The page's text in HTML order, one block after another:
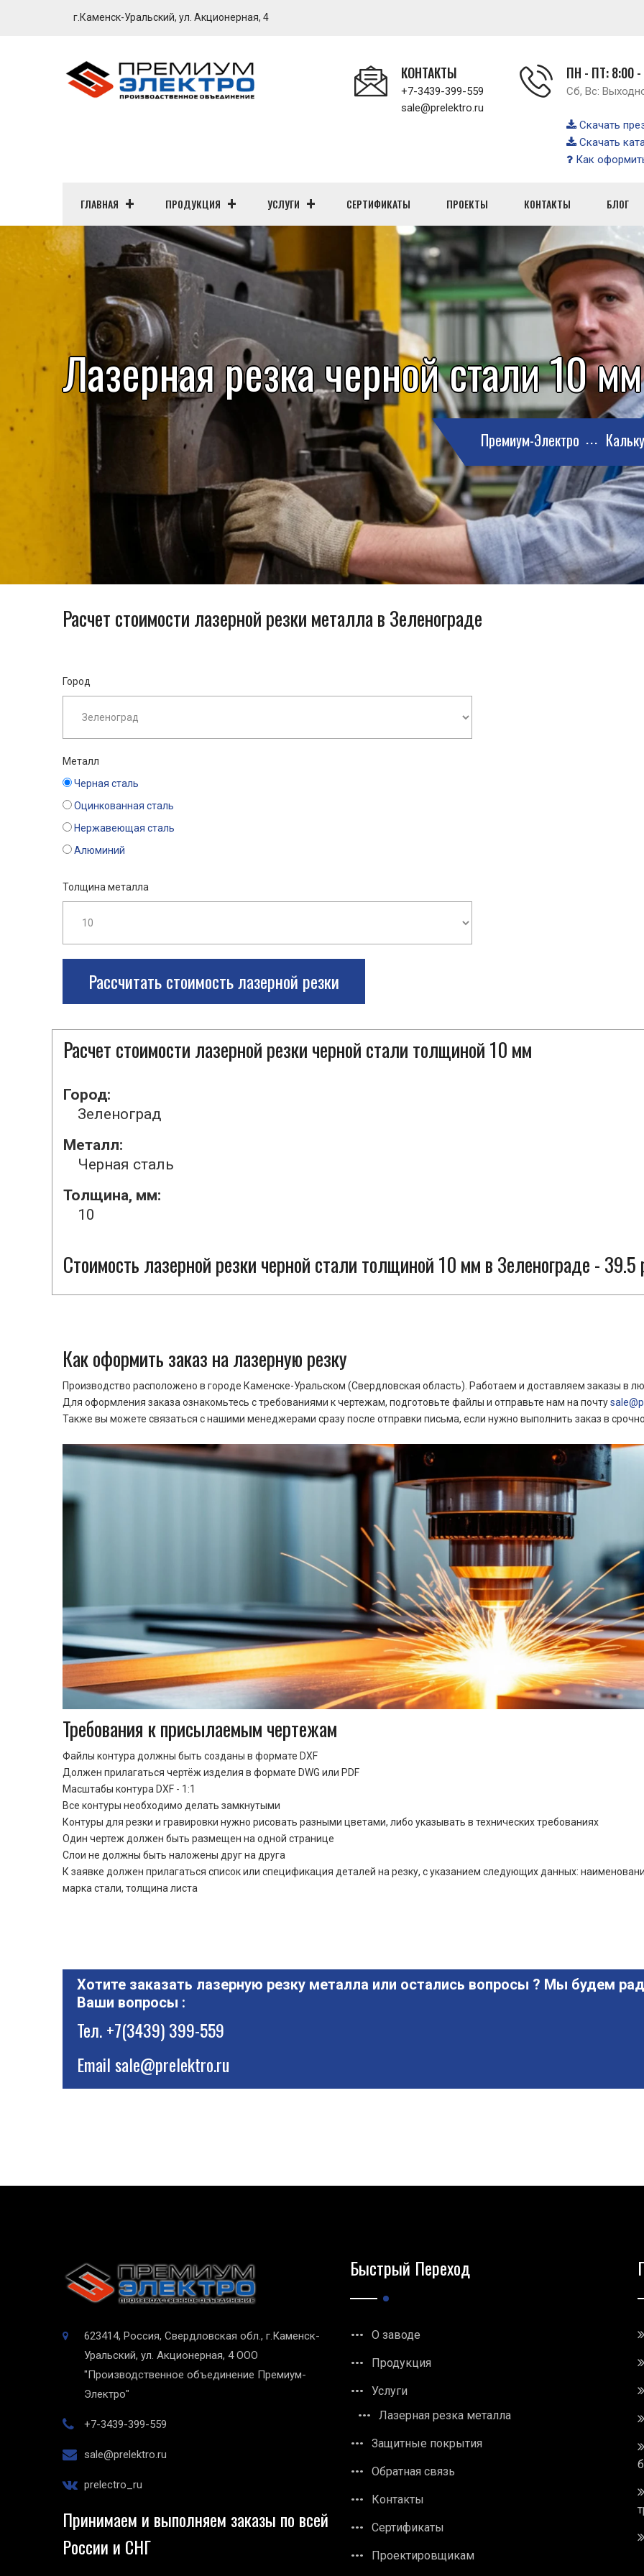
г.Каменск-Уральский, ул. Акционерная, 4
КОНТАКТЫ
+7-3439-399-559
sale@prelektro.ru
ПН - ПТ: 8:00 -
Сб, Вс:
Скачать
Скачать
Как
ГЛАВНАЯ ПРОДУКЦИЯ УСЛУГИ СЕРТИФИКАТЫ ПРОЕКТЫ КОНТАКТЫ БЛОГ
Лазерная резка черной стали 10
Премиум-Электро
Расчет стоимости лазерной резки металла в Зеленограде
Город
Металл
Черная сталь
Оцинкованная сталь
Нержавеющая сталь
Алюминий
Толщина металла
Рассчитать стоимость лазерной резки
Расчет стоимости лазерной резки черной стали толщиной 10 мм
Город:
Зеленоград
Металл:
Черная сталь
Толщина, мм:
10
Стоимость лазерной резки черной стали толщиной 10 мм в Зеленограде - 39.5
Как оформить заказ на лазерную резку
Производство расположено в городе Каменске-Уральском (Свердловская область). Работаем и доставляем заказы в
Для оформления заказа ознакомьтесь с требованиями к чертежам, подготовьте файлы и отправьте нам на почту
Также вы можете связаться с нашими менеджерами сразу после отправки письма, если нужно выполнить заказ в
Требования к присылаемым чертежам
Файлы контура должны быть созданы в формате DXF
Должен прилагаться чертёж изделия в формате DWG или PDF
Масштабы контура DXF - 1:1
Все контуры необходимо делать замкнутыми
Контуры для резки и гравировки нужно рисовать разными цветами, либо указывать в технических требованиях
Один чертеж должен быть размещен на одной странице
Cлои не должны быть наложены друг на друга
К заявке должен прилагаться список или спецификация деталей на резку, с указанием следующих данных:
марка стали, толщина листа
Хотите заказать лазерную резку металла или остались вопросы ? Мы будем
Ваши вопросы :
Тел.+7(3439) 399-559
Emailsale@prelektro.ru
623414, Россия, Свердловская обл., г.Каменск-
Уральский, ул. Акционерная, 4 ООО
"Производственное объединение Премиум-
Электро"
+7-3439-399-559
sale@prelektro.ru
prelectro_ru
Принимаем и выполняем заказы по всей
России и СНГ
Быстрый Переход
О заводе
Продукция
Услуги
Лазерная резка металла
Защитные покрытия
Обратная связь
Контакты
Сертификаты
Проектировщикам